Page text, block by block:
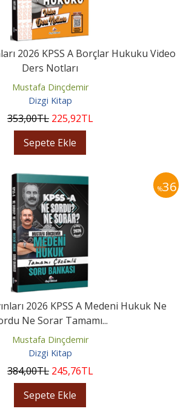
2026 KPSS A Borçlar Hukuku Video
Ders Notları
Mustafa Dinçdemir
Dizgi Kitap
353,00TL 225,92TL
Sepete Ekle
%36
2026 KPSS A Medeni Hukuk Ne
Ne Sorar Tamamı...
Mustafa Dinçdemir
Dizgi Kitap
384,00TL 245,76TL
Sepete Ekle